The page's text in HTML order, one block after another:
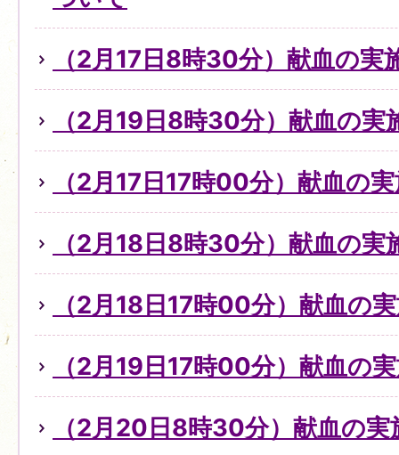
（2月17日8時30分）献血の実
（2月19日8時30分）献血の実
（2月17日17時00分）献血の
（2月18日8時30分）献血の実
（2月18日17時00分）献血の
（2月19日17時00分）献血の
（2月20日8時30分）献血の